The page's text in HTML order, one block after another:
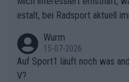
chen weit über den Radsport
estalt, bei Radsport aktuell
Wurm
15-07-2026
Auf Sport1 läuft noch was
V?